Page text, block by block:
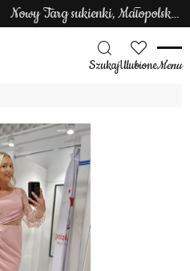
Nowy Targ sukienki, Małopolska sukienki
SzukajUlubioneMenu